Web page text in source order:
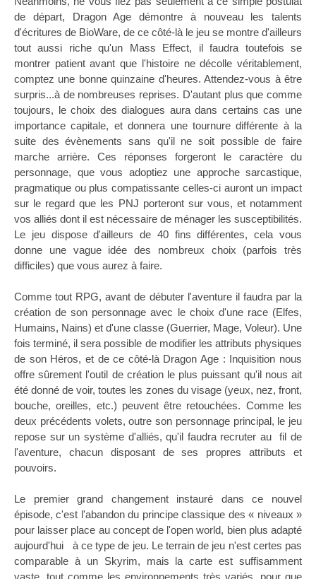
de départ, Dragon Age démontre à nouveau les talents
d'écritures de BioWare, de ce côté-là le jeu se montre d'ailleurs
tout aussi riche qu'un Mass Effect, il faudra toutefois se
montrer patient avant que l'histoire ne décolle véritablement,
comptez une bonne quinzaine d'heures. Attendez-vous à être
surpris...à de nombreuses reprises. D'autant plus que comme
toujours, le choix des dialogues aura dans certains cas une
importance capitale, et donnera une tournure différente à la
suite des évènements sans qu'il ne soit possible de faire
marche arrière. Ces réponses forgeront le caractère du
personnage, que vous adoptiez une approche sarcastique,
pragmatique ou plus compatissante celles-ci auront un impact
sur le regard que les PNJ porteront sur vous, et notamment
vos alliés dont il est nécessaire de ménager les susceptibilités.
Le jeu dispose d'ailleurs de 40 fins différentes, cela vous
donne une vague idée des nombreux choix (parfois très
difficiles) que vous aurez à faire.
Comme tout RPG, avant de débuter l'aventure il faudra par la
création de son personnage avec le choix d'une race (Elfes,
Humains, Nains) et d'une classe (Guerrier, Mage, Voleur). Une
fois terminé, il sera possible de modifier les attributs physiques
de son Héros, et de ce côté-là Dragon Age : Inquisition nous
offre sûrement l'outil de création le plus puissant qu'il nous ait
été donné de voir, toutes les zones du visage (yeux, nez, front,
bouche, oreilles, etc.) peuvent être retouchées. Comme les
deux précédents volets, outre son personnage principal, le jeu
repose sur un système d'alliés, qu'il faudra recruter au fil de
l'aventure, chacun disposant de ses propres attributs et
pouvoirs.
Le premier grand changement instauré dans ce nouvel
épisode, c'est l'abandon du principe classique des « niveaux »
pour laisser place au concept de l'open world, bien plus adapté
aujourd'hui à ce type de jeu. Le terrain de jeu n'est certes pas
comparable à un Skyrim, mais la carte est suffisamment
vaste, tout comme les environnements très variés, pour que